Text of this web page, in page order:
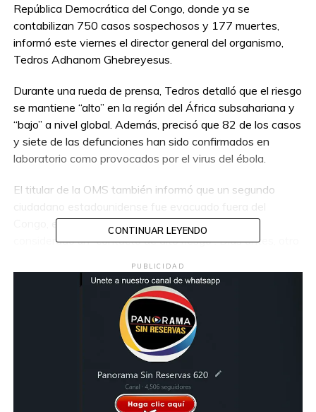
República Democrática del Congo, donde ya se
contabilizan 750 casos sospechosos y 177 muertes,
informó este viernes el director general del organismo,
Tedros Adhanom Ghebreyesus.
Durante una rueda de prensa, Tedros detalló que el riesgo
se mantiene “alto” en la región del África subsahariana y
“bajo” a nivel global. Además, precisó que 82 de los casos
y siete de las defunciones han sido confirmados en
laboratorio como provocados por el virus del ébola.
El titular de la OMS también informó que un segundo
Congo, esta vez hacia la República Checa, al ser
considerado un “contacto de alto riesgo”. Días antes, otro
sido trasladado a Alemania.
Asimismo, destacó que la Oficina de Coordinación de
Asuntos Humanitarios de la ONU destinó 60 millones de
dólares para atender la emergencia sanitaria, recursos
que se suman a los 3.9 millones liberados previamente
por la OMS a través de su fondo de emergencias.
Tedros advirtió sobre el peligro que representa esta
CONTINUAR LEYENDO
PUBLICIDAD